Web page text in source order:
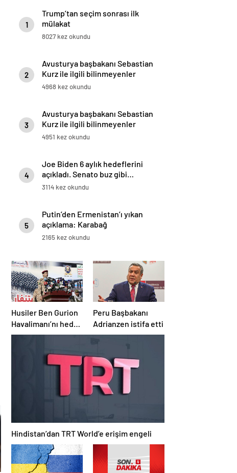
1
Trump’tan seçim sonrası ilk
mülakat
8027 kez okundu
2
Avusturya başbakanı Sebastian
Kurz ile ilgili bilinmeyenler
4968 kez okundu
3
Avusturya başbakanı Sebastian
Kurz ile ilgili bilinmeyenler
4951 kez okundu
4
Joe Biden 6 aylık hedeflerini
açıkladı. Senato buz gibi…
3114 kez okundu
5
Putin’den Ermenistan’ı yıkan
açıklama: Karabağ
Azerbaycan’ın ayrılmaz bir
2165 kez okundu
Husiler Ben Gurion
Havalimanı’nı hedef
aldı
Peru Başbakanı
Adrianzen istifa etti
Hindistan’dan TRT World’e erişim engeli